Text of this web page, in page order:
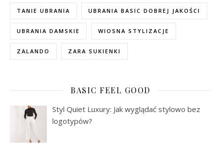
TANIE UBRANIA UBRANIA BASIC DOBREJ JAKOŚCI
UBRANIA DAMSKIE WIOSNA STYLIZACJE
ZALANDO ZARA SUKIENKI
BASIC FEEL GOOD
Styl Quiet Luxury: Jak wyglądać stylowo bez
logotypów?